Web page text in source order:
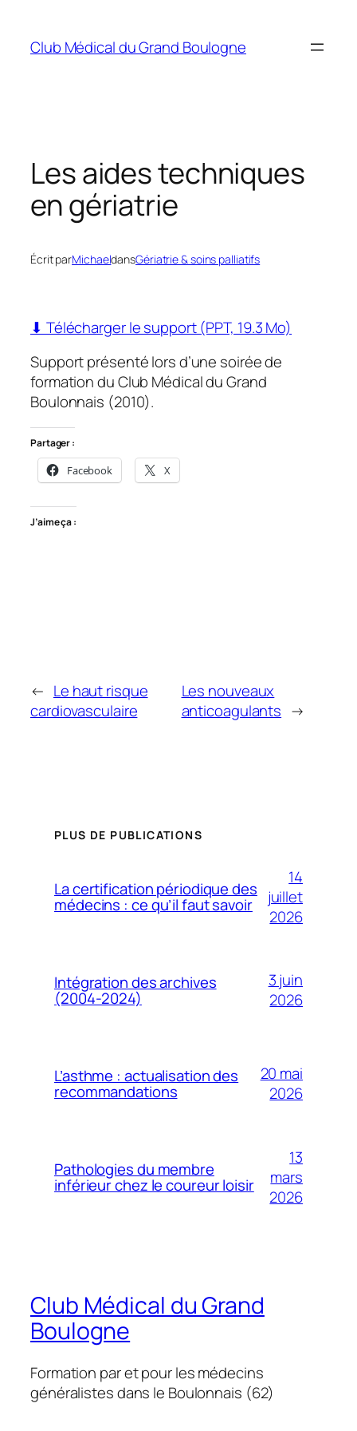
contenu
Club Médical du Grand Boulogne
Les aides techniques
en gériatrie
Écrit parMichaeldansGériatrie & soins palliatifs
⬇ Télécharger le support (PPT, 19.3 Mo)
Support présenté lors d’une soirée de
formation du Club Médical du Grand
Boulonnais (2010).
Partager :
Facebook X
J’aime ça :
← Le haut risque
cardiovasculaire
Les nouveaux
anticoagulants →
PLUS DE PUBLICATIONS
La certification périodique des
médecins : ce qu’il faut savoir
14
juillet
2026
Intégration des archives
(2004-2024)
3 juin
2026
L’asthme : actualisation des
recommandations
20 mai
2026
Pathologies du membre
inférieur chez le coureur loisir
13
mars
2026
Club Médical du Grand
Boulogne
Formation par et pour les médecins
généralistes dans le Boulonnais (62)